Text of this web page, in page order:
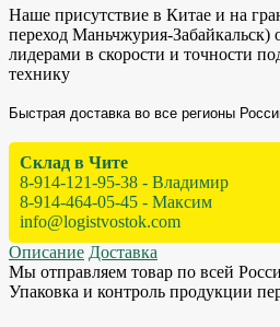
Наше присутствие в Китае и на
переход Маньчжурия-Забайкальск)
лидерами в скорости и точности
технику
Быстрая доставка во все регионы
Склад в Чите
8-914-121-95-38 - Владимир
8-914-464-05-45 - Максим
info@logistvostok.com
Описание Доставка
Мы отправляем товар по всей
Упаковка и контроль продукции